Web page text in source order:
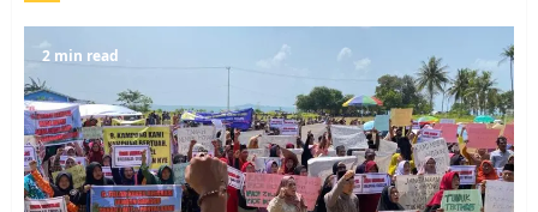
5
Resahkan Warga
JULI 17, 2026 0
Warga Pulau Rempang Serukan
Dukungan untuk Walhi Riau
dan LBH Pekanbaru
2 min read